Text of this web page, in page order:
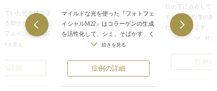
ていた患者様の症
る部分が広範囲だ
フェイシャルM22
た。
し、しみ、そばか
ビ、赤ら顔などの
きを見る
詳細
マイルドな光を使った『フォトフェ
イシャルM22』はコラーゲンの生成
を活性化して、シミ、そばかす、く
すみ、ニキビ、赤ら顔等の肌悩み、
療法です。
様々な効果の中で最も望んでいる効
続きを見る
症例の詳細
目の下に点在して
すが、3回程度の施
たなくなります。
の奥に潜んでいる
続き
症例